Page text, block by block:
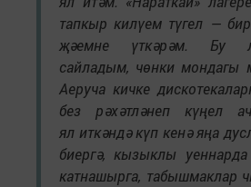
тапкыр килүем түгел —
җәемне үткәрәм. Бу
сайладым, чөнки мондагы
Аеруча кичке
без рәхәтләнеп күңел
ял иткәндә күп кенә яңа
биергә, кызыклы
катнашырга, табышмаклар